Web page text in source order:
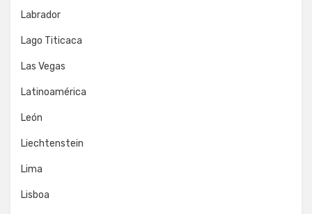
Labrador
Lago Titicaca
Las Vegas
Latinoamérica
León
Liechtenstein
Lima
Lisboa